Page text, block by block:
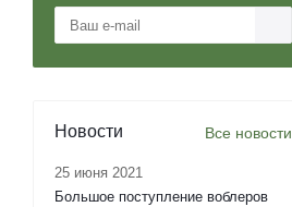
Новости Все новости
25 июня 2021
Большое поступление воблеров